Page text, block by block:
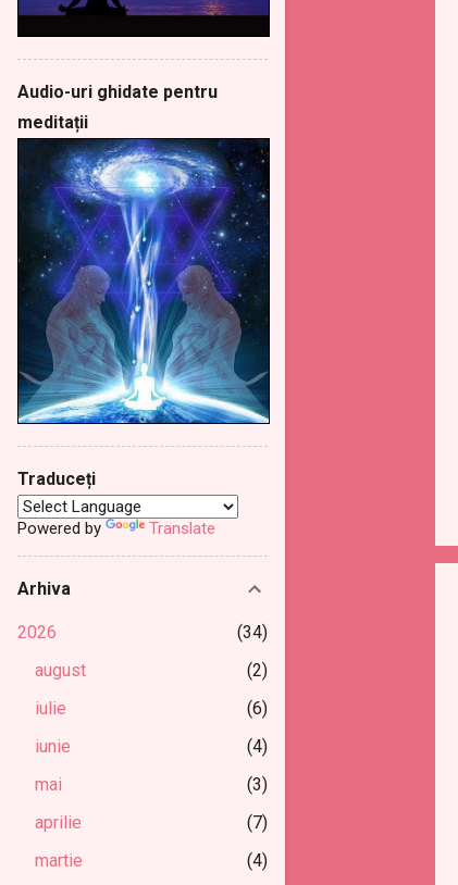
Audio-uri ghidate pentru
meditații
Traduceți
Powered by Translate
Arhiva
2026
34
august
2
iulie
6
iunie
4
mai
3
aprilie
7
martie
4